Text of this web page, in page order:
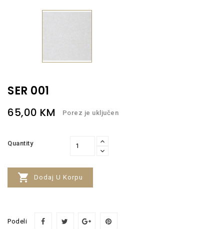
SER 001
65,00 KM Porez je uključen
Quantity
 Dodaj U Korpu
Podeli